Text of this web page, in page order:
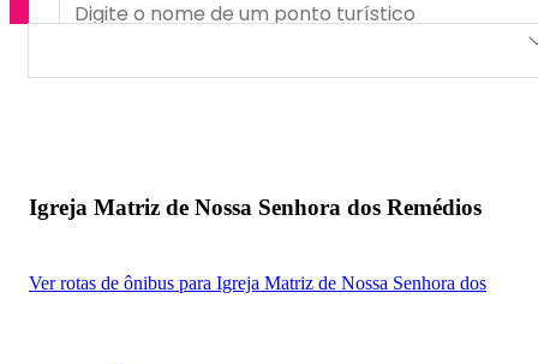
Igreja Matriz de Nossa Senhora dos Remédios
Ver rotas de ônibus para Igreja Matriz de Nossa Senhora dos